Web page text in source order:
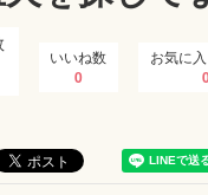
いいね数
0
お気に